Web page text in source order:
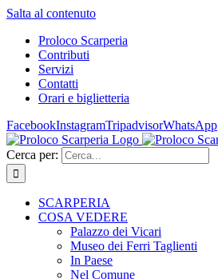
Salta al contenuto
Proloco Scarperia
Contributi
Servizi
Contatti
Orari e biglietteria
FacebookInstagramTripadvisorWhatsApp
Cerca per:
SCARPERIA
COSA VEDERE
Palazzo dei Vicari
Museo dei Ferri Taglienti
In Paese
Nel Comune